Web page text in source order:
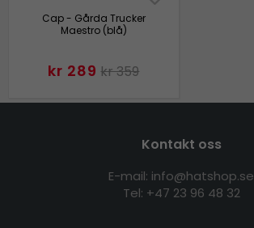
Cap - Gårda Trucker
Maestro (blå)
kr 289 kr 359
Kontakt oss
E-mail: info@hatshop.se
Tel: +47 23 96 48 32